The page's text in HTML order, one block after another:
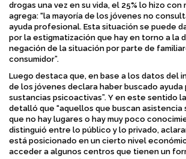
drogas una vez en su vida, el 25% lo hizo con
agrega: “la mayoría de los jóvenes no
ayuda profesional. Esta situación se puede
por la estigmatización que hay en torno a la
negación de la situación por parte de
consumidor”.
Luego destaca que, en base a los datos del
de los jóvenes declara haber buscado ayuda
sustancias psicoactivas”. Y en este sentido
detalló que “aquellos que buscan
que no hay lugares o hay muy poco
distinguió entre lo público y lo privado,
está posicionado en un cierto nivel
acceder a algunos centros que tienen un